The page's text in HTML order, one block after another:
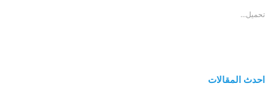
تحميل...
احدث المقالات